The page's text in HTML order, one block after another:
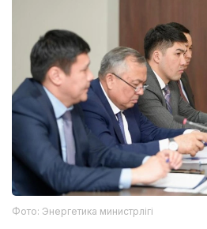
Фото: Энергетика министрлігі